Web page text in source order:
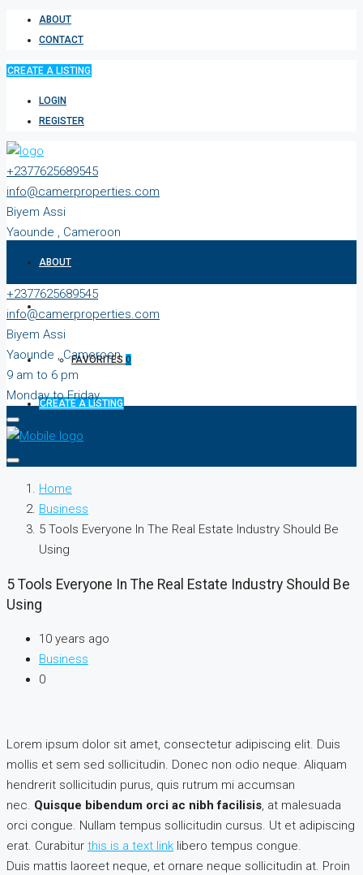
ABOUT
CONTACT
CREATE A LISTING
LOGIN
REGISTER
+2377625689545
info@camerproperties.com
Biyem Assi
Yaounde , Cameroon
ABOUT
FAVORITES 0
CREATE A LISTING
+2377625689545
info@camerproperties.com
Biyem Assi
Yaounde , Cameroon
9 am to 6 pm
Monday to Friday
Home
Business
5 Tools Everyone In The Real Estate Industry Should Be
Using
5 Tools Everyone In The Real Estate Industry Should Be
Using
10 years ago
Business
0
Lorem ipsum dolor sit amet, consectetur adipiscing elit. Duis
mollis et sem sed sollicitudin. Donec non odio neque. Aliquam
hendrerit sollicitudin purus, quis rutrum mi accumsan
nec. Quisque bibendum orci ac nibh facilisis, at malesuada
orci congue. Nullam tempus sollicitudin cursus. Ut et adipiscing
erat. Curabitur this is a text link libero tempus congue.
Duis mattis laoreet neque, et ornare neque sollicitudin at. Proin